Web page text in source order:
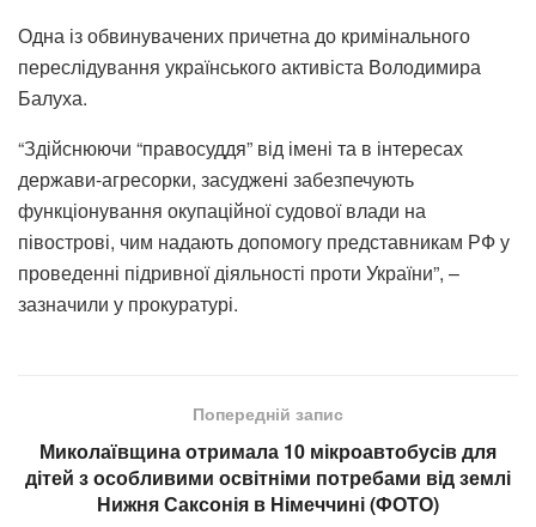
Одна із обвинувачених причетна до кримінального
переслідування українського активіста Володимира
Балуха.
“Здійснюючи “правосуддя” від імені та в інтересах
держави-агресорки, засуджені забезпечують
функціонування окупаційної судової влади на
півострові, чим надають допомогу представникам РФ у
проведенні підривної діяльності проти України”, –
зазначили у прокуратурі.
Попередній запис
Миколаївщина отримала 10 мікроавтобусів для
дітей з особливими освітніми потребами від землі
Нижня Саксонія в Німеччині (ФОТО)